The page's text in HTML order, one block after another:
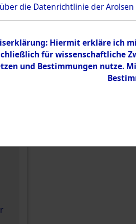
Einen Kommentar
die Datenrichtlinie der Arolsen
Hiermit erkläre ich
für wissenschaftliche
und Bestimmungen nutze.